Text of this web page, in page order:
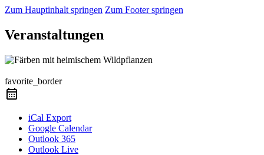
Zum Hauptinhalt springen Zum Footer springen
Veranstaltungen
favorite_border
iCal Export
Google Calendar
Outlook 365
Outlook Live